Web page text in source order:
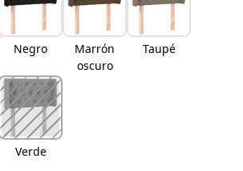
Negro
Marrón
oscuro
Taupé
Verde